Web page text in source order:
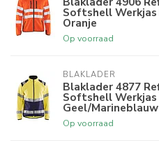
Softshell Werkjas
Oranje
Op voorraad
BLAKLADER
Blaklader 4877
Softshell Werkjas
Geel/Marineblauw
Op voorraad